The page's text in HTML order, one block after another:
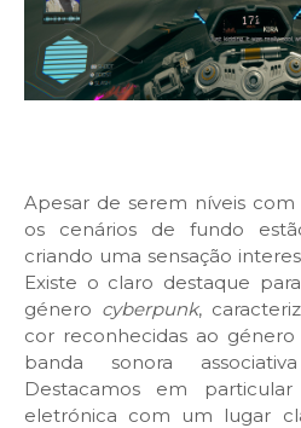
Apesar de serem níveis
os cenários de fundo
criando uma sensação
Existe o claro destaque
género cyberpunk,
cor reconhecidas ao
banda sonora
Destacamos em
eletrónica com um lugar